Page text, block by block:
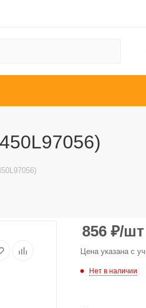
856 ₽/шт
Цена указана с
Нет в наличии